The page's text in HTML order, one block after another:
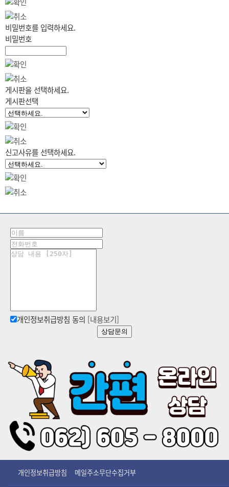
비밀번호를 입력하세요.
비밀번호
게시판을 선택하세요.
게시판선택
신고사유를 선택하세요.
개인정보취급방침 동의 [내용보기]
상담문의
개인정보취급방침 메일주소무단수집거부